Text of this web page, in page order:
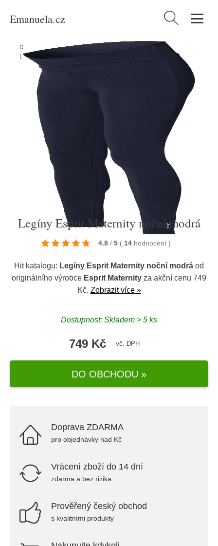
Emanuela.cz Vyhledávání
Domů Produkty/Ženy/ / Udržitelnost Kalhoty & džíny
Legíny Esprit Maternity noční modrá
Legíny Esprit Maternity noční modrá
4.8 / 5 ( 14 hodnocení )
Hit katalogu: Legíny Esprit Maternity noční modrá od
originálního výrobce Esprit Maternity za akční cenu 749
Kč. Zobrazit více »
Dostupnost: Skladem > 5 ks
749 Kč vč. DPH
DO OBCHODU »
Doprava ZDARMA
pro objednávky nad Kč
Vrácení zboží do 14 dní
zdarma a bez rizika
Prověřený český obchod
s kvalitními produkty